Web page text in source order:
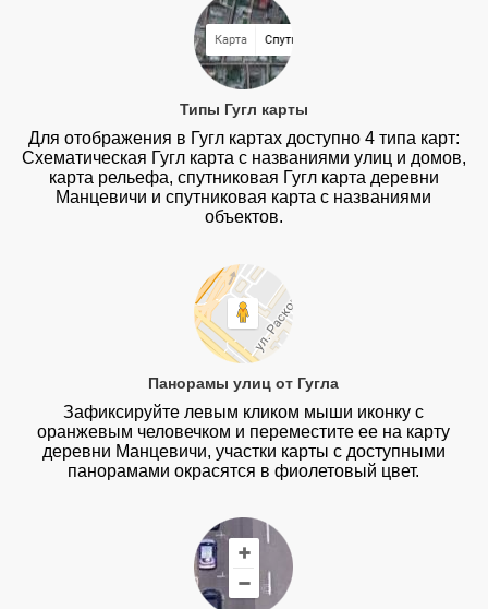
Типы Гугл карты
Для отображения в Гугл картах доступно 4 типа карт:
Схематическая Гугл карта с названиями улиц и домов,
карта рельефа, спутниковая Гугл карта деревни
Манцевичи и спутниковая карта с названиями
объектов.
Панорамы улиц от Гугла
Зафиксируйте левым кликом мыши иконку с
оранжевым человечком и переместите ее на карту
деревни Манцевичи, участки карты с доступными
панорамами окрасятся в фиолетовый цвет.